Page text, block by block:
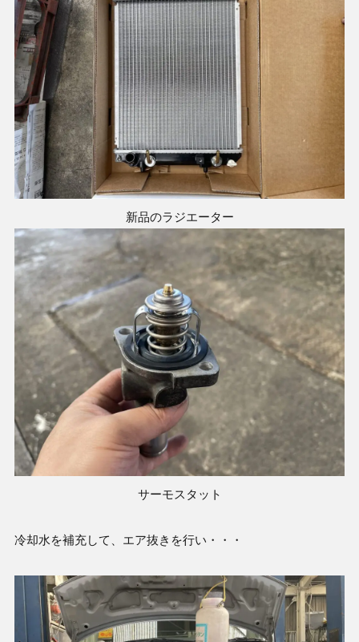
新品のラジエーター
サーモスタット
冷却水を補充して、エア抜きを行い・・・